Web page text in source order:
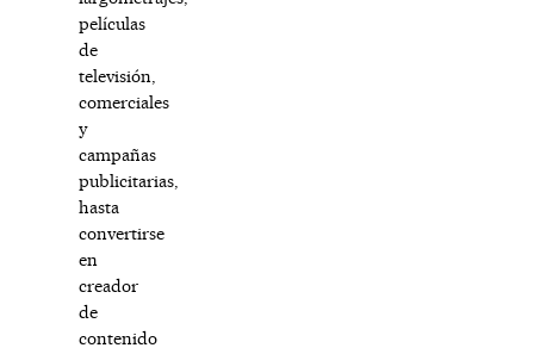
películas
de
televisión,
comerciales
y
campañas
publicitarias,
hasta
convertirse
en
creador
de
contenido